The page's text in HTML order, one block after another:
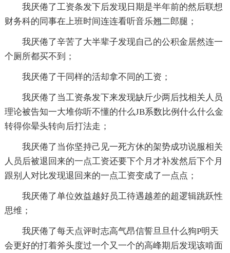
我厌倦了工资条发下后发现日期是半年前的然后联想
财务科的同事在上班时间连连看听音乐翘二郎腿；
我厌倦了辛苦了大半辈子发现自己的公积金居然连一
个厕所都买不到；
我厌倦了干同样的活却拿不同的工资；
我厌倦了当工资条发下来发现缺斤少两后找相关人员
理论被告知一大堆你听不懂的什么JB系数比例什么什么金
转得你晕头转向后打法走；
我厌倦了当你坚持己见一死方休的架势成功说服相关
人员后被退回来的一点工资还要下个月才补发然后下个月
跟别人对比发现退回来的一点工资变成了一点点；
我厌倦了单位效益越好员工待遇越差的超逻辑跳跃性
思维；
我厌倦了每天点评时志高气昂信誓旦旦什么狗P明天
会更好的打着斧头度过一个又一个的高峰期后发现该啃面